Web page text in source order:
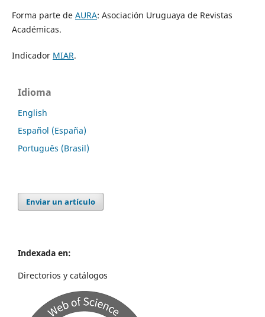
Forma parte de AURA: Asociación Uruguaya de Revistas
Académicas.
Indicador MIAR.
Idioma
English
Español (España)
Português (Brasil)
Enviar un artículo
Indexada en:
Directorios y catálogos